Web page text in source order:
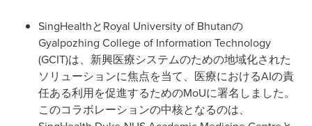
SingHealthとRoyal University of Bhutanの
Gyalpozhing College of Information Technology
(GCIT)は、新興医療システムのための地域化された
ソリューションに焦点を当て、医療におけるAIの責
任ある利用を促進するためのMoUに署名しました。
このコラボレーションの中核となるのは、